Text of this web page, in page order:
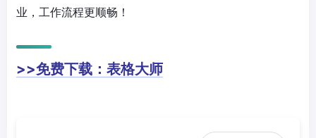
业，工作流程更顺畅！
>>免费下载：表格大师